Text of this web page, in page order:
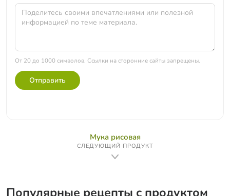
От 20 до 1000 символов. Ссылки на сторонние сайты запрещены.
Отправить
Мука рисовая
СЛЕДУЮЩИЙ ПРОДУКТ
Популярные рецепты с продуктом